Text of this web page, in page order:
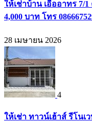
ให้เช่าบ้าน เอื้ออาทร 7/
4,000 บาท โทร
28 เมษายน 2026
4
ให้เช่า ทาวน์เฮ้าส์ รีโน